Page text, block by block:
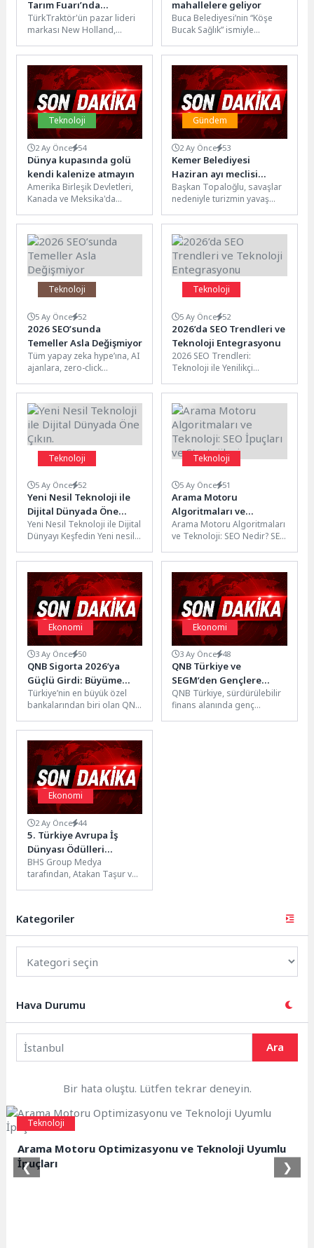
Tarım Fuarı’nda
Çiftçilere T580B Traktör
Kazanma Şansı Sunuyor
TürkTraktör'ün pazar lideri
markası New Holland,
ekipmanları ve hassas tarım
teknolojilerinden oluşan...
mahallelere geliyor
Buca Belediyesi’nin “Köşe
Bucak Sağlık” ismiyle
tüm hızıyla devam ediyor.
Çalışmayı Buca’nın...
Teknoloji
2 Ay Önce 54
Dünya kupasında golü
kendi kalenize atmayın
Amerika Birleşik Devletleri,
Kanada ve Meksika'da
Dünya Kupası yaklaşırken
heyecan doruk noktasına...
Gündem
2 Ay Önce 53
Kemer Belediyesi
Haziran ayı meclisi
yapıldı
Başkan Topaloğlu, savaşlar
nedeniyle turizmin yavaş
“Kurban Bayramı’nda
Kemer’de doluluk vardı. Bu
doluluğu...
Teknoloji
5 Ay Önce 52
2026 SEO’sunda
Temeller Asla Değişmiyor
Tüm yapay zeka hype’ına, AI
ajanlara, zero-click
Engine Optimization’a
rağmen 2026 yılında...
Teknoloji
5 Ay Önce 52
2026’da SEO Trendleri ve
Teknoloji Entegrasyonu
2026 SEO Trendleri:
Teknoloji ile Yenilikçi
SEO dünyasında teknoloji ile
yenilikçi entegrasyonun...
Teknoloji
5 Ay Önce 52
Yeni Nesil Teknoloji ile
Dijital Dünyada Öne
Çıkın.
Yeni Nesil Teknoloji ile Dijital
Dünyayı Keşfedin Yeni nesil
dünya her...
Teknoloji
5 Ay Önce 51
Arama Motoru
Algoritmaları ve
Teknoloji: SEO İpuçları
ve Stratejileri
Arama Motoru Algoritmaları
ve Teknoloji: SEO Nedir? SEO
Optimization), web
sitelerinin arama
motorlarında...
Ekonomi
3 Ay Önce 50
QNB Sigorta 2026’ya
Güçlü Girdi: Büyüme
Performansı Pazar
Ortalamasını Geride
Bıraktı
Türkiye’nin en büyük özel
bankalarından biri olan QNB
olarak faaliyet gösteren...
Ekonomi
3 Ay Önce 48
QNB Türkiye ve
SEGM’den Gençlere
Sürdürülebilir Finans
Eğitimi ve Staj İmkânı
QNB Türkiye, sürdürülebilir
finans alanında genç
Ekonomi
2 Ay Önce 44
5.⁠ ⁠Türkiye Avrupa İş
Dünyası Ödülleri
Sahiplerini Buldu
BHS Group Medya
tarafından, Atakan Taşur ve
Avrupa İş...
Kategoriler
Hava Durumu
Ara
Bir hata oluştu. Lütfen tekrar deneyin.
Teknoloji
Arama Motoru Optimizasyonu ve Teknoloji Uyumlu
İpuçları
❮ ❯